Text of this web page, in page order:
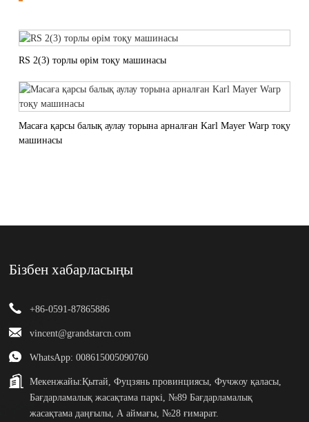
RS 2(3) торлы өрім тоқу машинасы
Масаға қарсы балық аулау торына арналған Karl Mayer Warp тоқу
машинасы
Бізбен хабарласыңы
+86-0591-87865886
vincent@grandstarcn.com
WhatsApp: 008615005090760
Мекенжайы:Қытай, Фуцзянь провинциясы, Фучжоу қаласы,
Бағдарламалық жасақтама паркі, №89 Бағдарламалық
жасақтама даңғылы, А аймағы, №28 ғимарат.